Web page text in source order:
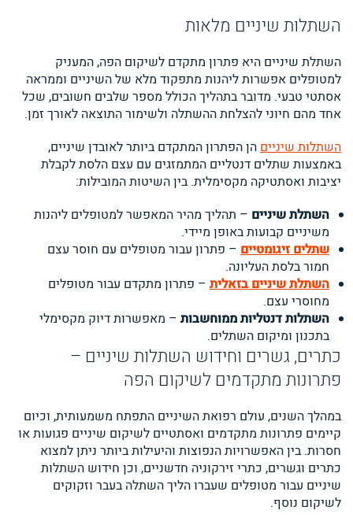
השתלות שיניים מלאות
השתלת שיניים היא פתרון מתקדם לשיקום הפה, המעניק
למטופלים אפשרות ליהנות מתפקוד מלא של השיניים וממראה
אסתטי טבעי. מדובר בתהליך הכולל מספר שלבים חשובים, שכל
אחד מהם חיוני להצלחת ההשתלה ולשימור התוצאה לאורך זמן.
השתלות שיניים הן הפתרון המתקדם ביותר לאובדן שיניים,
באמצעות שתלים דנטליים המתמזגים עם עצם הלסת לקבלת
יציבות ואסתטיקה מקסימלית. בין השיטות המובילות:
השתלת שיניים – תהליך מהיר המאפשר למטופלים ליהנות
משיניים קבועות באופן מיידי.
שתלים זיגומטיים – פתרון עבור מטופלים עם חוסר עצם
חמור בלסת העליונה.
השתלת שיניים בזאלית – פתרון מתקדם עבור מטופלים
מחוסרי עצם.
השתלות דנטליות ממוחשבות – מאפשרות דיוק מקסימלי
בתכנון ומיקום השתלים.
כתרים, גשרים וחידוש השתלות שיניים –
פתרונות מתקדמים לשיקום הפה
במהלך השנים, עולם רפואת השיניים התפתח משמעותית, וכיום
קיימים פתרונות מתקדמים ואסתטיים לשיקום שיניים פגועות או
חסרות. בין האפשרויות הנפוצות והיעילות ביותר ניתן למצוא
כתרים וגשרים, כתרי זירקוניה חדשניים, וכן חידוש השתלות
שיניים עבור מטופלים שעברו הליך השתלה בעבר וזקוקים
לשיקום נוסף.